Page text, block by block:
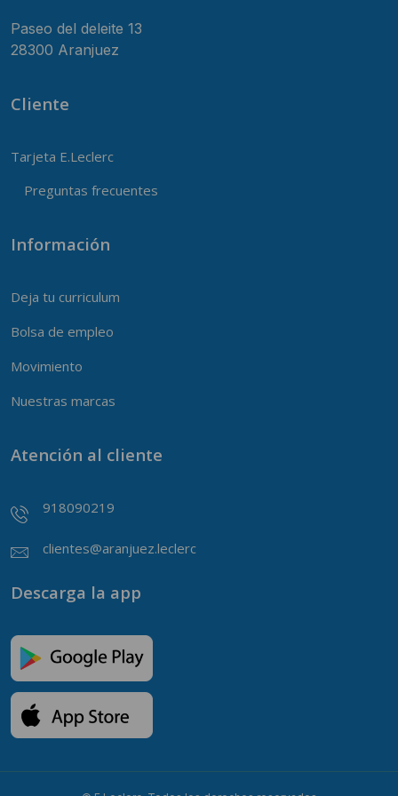
Paseo del deleite 13
28300 Aranjuez
Cliente
Tarjeta E.Leclerc
Preguntas frecuentes
Información
Deja tu curriculum
Bolsa de empleo
Movimiento
Nuestras marcas
Atención al cliente
918090219
clientes@aranjuez.leclerc
Descarga la app